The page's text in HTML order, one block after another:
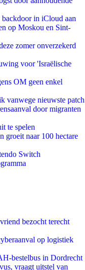
in iCloud aan
op Moskou en Sint-
zomer onverzekerd
voor 'Israëlische
OM geen enkel
vanwege nieuwste patch
door migranten
te spelen
groeit naar 100 hectare
Switch
bezocht terecht
op logistiek
bestelbus in Dordrecht
vraagt uitstel van